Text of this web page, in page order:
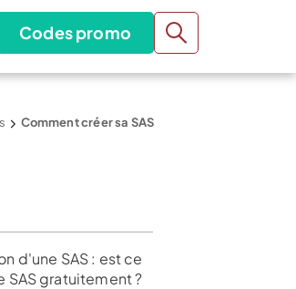
Codes promo
Comment créer sa SAS
d'une SAS : est ce
SAS gratuitement ?